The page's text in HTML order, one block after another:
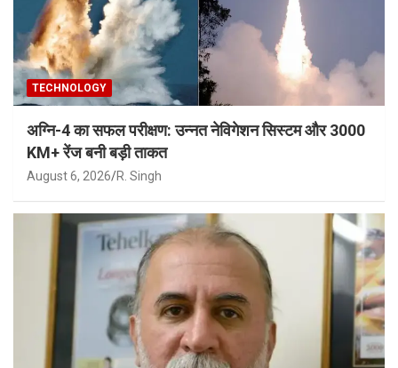
TECHNOLOGY
अग्नि-4 का सफल परीक्षण: उन्नत नेविगेशन सिस्टम और 3000
KM+ रेंज बनी बड़ी ताकत
August 6, 2026 R. Singh